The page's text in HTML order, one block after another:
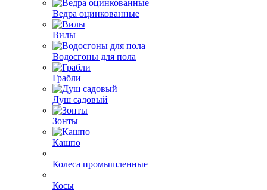
Ведра оцинкованные
Вилы
Водосгоны для пола
Грабли
Душ садовый
Зонты
Кашпо
Колеса промышленные
Косы